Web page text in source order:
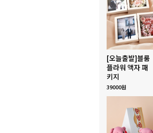
[오늘출발]블룸
플라워 액자 패
키지
39000원